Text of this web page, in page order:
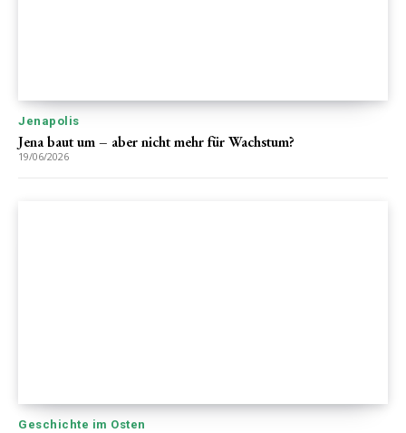
Jenapolis
Jena baut um – aber nicht mehr für Wachstum?
19/06/2026
Geschichte im Osten